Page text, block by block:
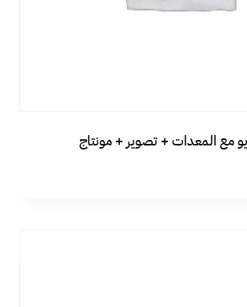
مع المعدات + تصوير + مونتاج